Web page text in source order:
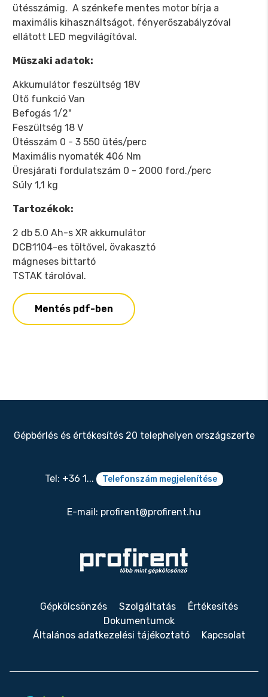
ütésszámig. A szénkefe mentes motor bírja a
maximális kihasználtságot, fényerőszabályzóval
ellátott LED megvilágítóval.
Műszaki adatok:
Akkumulátor feszültség 18V
Ütő funkció Van
Befogás 1/2"
Feszültség 18 V
Ütésszám 0 - 3 550 ütés/perc
Maximális nyomaték 406 Nm
Üresjárati fordulatszám 0 - 2000 ford./perc
Súly 1,1 kg
Tartozékok:
2 db 5.0 Ah-s XR akkumulátor
DCB1104-es töltővel, övakasztó
mágneses bittartó
TSTAK tárolóval.
Mentés pdf-ben
Gépbérlés és értékesítés 20 telephelyen országszerte
Tel: +36 1... Telefonszám megjelenítése
E-mail: profirent@profirent.hu
Gépkölcsönzés Szolgáltatás
Értékesítés
Dokumentumok
Általános adatkezelési tájékoztató
Kapcsolat